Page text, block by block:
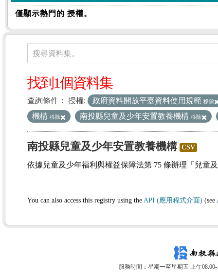
僅顯示熱門的 授權。
資料集
搜尋資料集。
找到1個資料集
查詢條件： 授權: 政府資料開放平臺資料使用規範 移除
機構 移除 南投縣兒童及少年安置教養機構 移除
南投縣兒童及少年安置教養機構 CSV
依據兒童及少年福利與權益保障法第 75 條辦理「兒童
You can also access this registry using the API (應用程式介面) (see
服務時間：星期一至星期五 上午